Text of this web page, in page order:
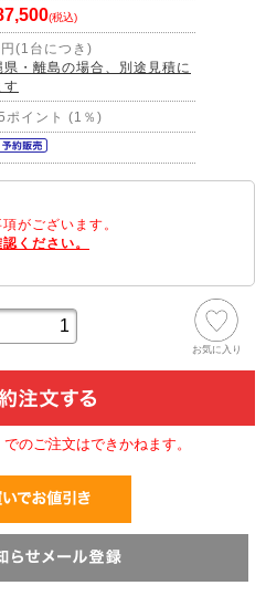
(税込)
(1台につき)
・離島の場合、別途見積に
す
ポイント (1％)
がございます。
ください。
お気に入り
のご注文はできかねます。